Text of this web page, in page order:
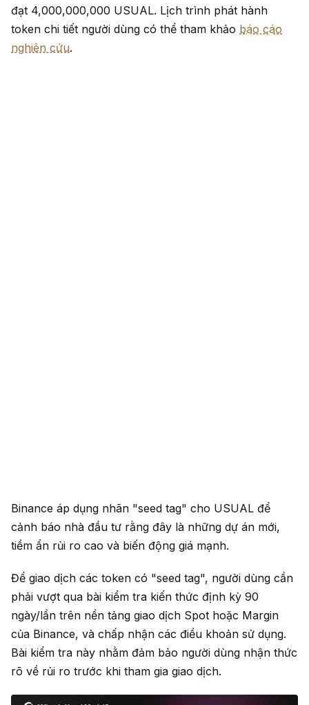
đạt 4,000,000,000 USUAL. Lịch trình phát hành
token chi tiết người dùng có thể tham khảo báo cáo
nghiên cứu.
Binance áp dụng nhãn "seed tag" cho USUAL để
cảnh báo nhà đầu tư rằng đây là những dự án mới,
tiềm ẩn rủi ro cao và biến động giá mạnh.
Để giao dịch các token có "seed tag", người dùng cần
phải vượt qua bài kiểm tra kiến thức định kỳ 90
ngày/lần trên nền tảng giao dịch Spot hoặc Margin
của Binance, và chấp nhận các điều khoản sử dụng.
Bài kiểm tra này nhằm đảm bảo người dùng nhận thức
rõ về rủi ro trước khi tham gia giao dịch.